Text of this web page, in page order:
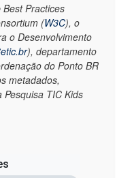
Practices
(W3C), o
o Desenvolvimento
), departamento
do Ponto BR
metadados,
TIC Kids